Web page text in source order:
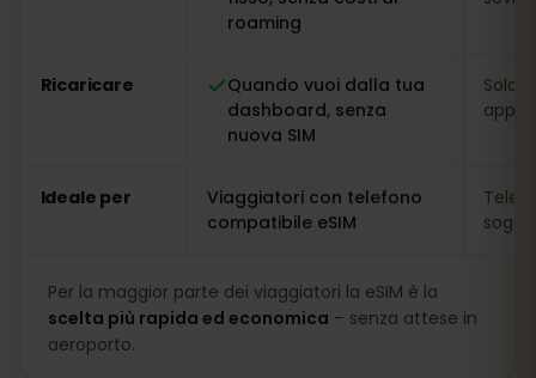
roaming
Ricaricare
Quando vuoi dalla tua
dashboard, senza
nuova SIM
Solo
app
Ideale per
Viaggiatori con telefono
compatibile eSIM
Per la maggior parte dei viaggiatori la eSIM è la
scelta più rapida ed economica – senza attese in
aeroporto.